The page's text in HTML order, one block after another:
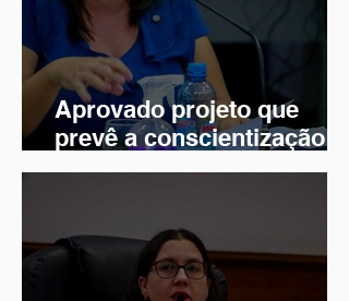
Aprovado projeto que
prevê a conscientização
sobre os cuidados com as